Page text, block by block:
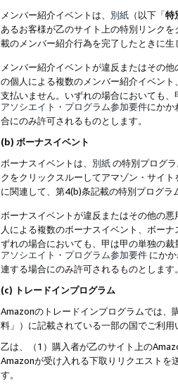
メンバー紹介イベントは、 別紙 （以下「特
あるお客様が乙のサイト上の特別リンク
載のメンバー紹介行為を完了したときに生
メンバー紹介イベントが違反またはその
の個人による複数のメンバー紹介イベン
支払いません。いずれの場合においても
アソシエイト・プログラム参加要件にかか
合にのみ許可されるものとします。
(b) ボーナスイベント
ボーナスイベントは、 別紙の特別プログ
クをクリックスルーしてアマゾン・サイ
に関連して、第4(b)条記載の特別プログラ
ボーナスイベントが違反またはその他の
人による複数のボーナスイベント、ボー
ずれの場合においても、甲は甲の単独の
アソシエイト・プログラム参加要件 にかか
連する場合にのみ許可されるものとします。
(c) トレードインプログラム
Amazonのトレードインプログラムでは、
料」）に記載されている一部の国でご利用
乙は、（1）購入者が乙のサイト上の
Amazonが受け入れる下取りリクエストを
す。